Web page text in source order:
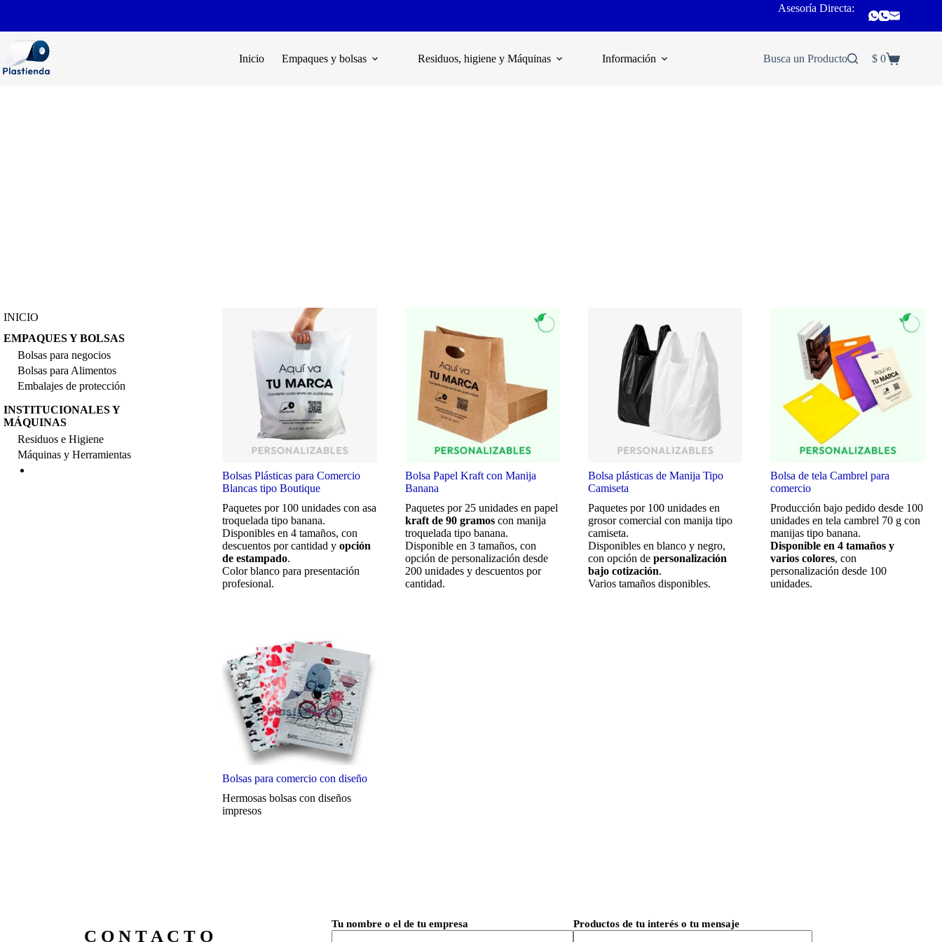
Asesoría Directa:
Inicio Empaques y bolsas Residuos, higiene y Máquinas Información Busca un Producto $ 0
Bolsas Plásticas para Comercio
Blancas tipo Boutique
Paquetes por 100 unidades con asa
troquelada tipo banana.
Disponibles en 4 tamaños, con
descuentos por cantidad y opción
de estampado.
Color blanco para presentación
profesional.
Bolsa Papel Kraft con Manija
Banana
Paquetes por 25 unidades en papel
kraft de 90 gramoscon manija
troquelada tipo banana.
Disponible en 3 tamaños, con
opción de personalización desde
200 unidades y descuentos por
cantidad.
Bolsa plásticas de Manija Tipo
Camiseta
Paquetes por 100 unidades en
grosor comercial con manija tipo
camiseta.
Disponibles en blanco y negro,
con opción depersonalización
bajo cotización.
Varios tamaños disponibles.
Bolsa de tela Cambrel para
comercio
Producción bajo pedido desde 100
unidades en tela cambrel 70 g con
manijas tipo banana.
Disponible en 4 tamaños y
varios colores, con
personalización desde 100
unidades.
Bolsas para comercio con diseño
Hermosas bolsas con diseños
impresos
INICIO
EMPAQUES Y BOLSAS
Bolsas para negocios
Bolsas para Alimentos
Embalajes de protección
INSTITUCIONALES Y
MÁQUINAS
Residuos e Higiene
Máquinas y Herramientas
C O N T A C T O
Tu nombre o el de tu empresa Productos de tu interés o tu mensaje